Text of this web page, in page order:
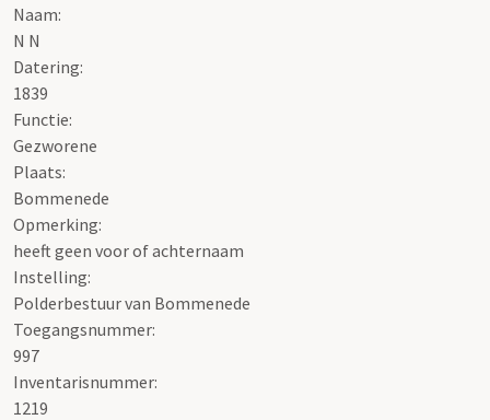
Naam:
N N
Datering:
1839
Functie:
Gezworene
Plaats:
Bommenede
Opmerking:
heeft geen voor of achternaam
Instelling:
Polderbestuur van Bommenede
Toegangsnummer:
997
Inventarisnummer:
1219